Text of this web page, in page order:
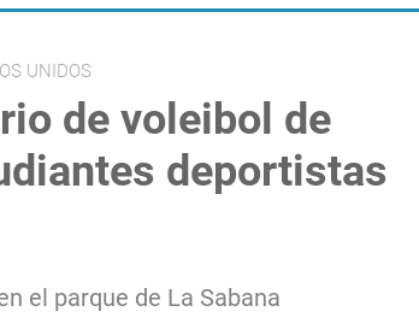
UNIDOS
de voleibol de
deportistas
el parque de La Sabana